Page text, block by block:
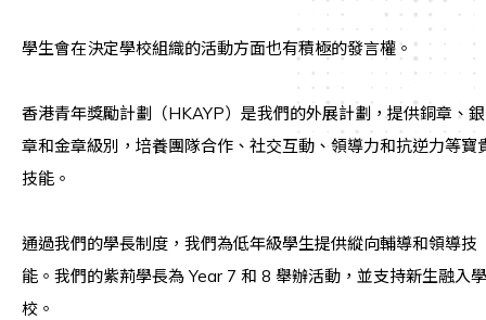
學生會在決定學校組織的活動方面也有積極的發言權。
香港青年獎勵計劃（HKAYP）是我們的外展計劃，提供銅章、銀
章和金章級別，培養團隊合作、社交互動、領導力和抗逆力等寶
技能。
通過我們的學長制度，我們為低年級學生提供縱向輔導和領導技
能。我們的紫荊學長為 Year 7 和 8 舉辦活動，並支持新生融入學
校。